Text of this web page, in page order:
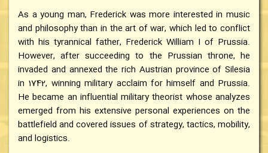
As a young man, Frederick was more interested in music
and philosophy than in the art of war, which led to conflict
with his tyrannical father, Frederick William I of Prussia.
However, after succeeding to the Prussian throne, he
invaded and annexed the rich Austrian province of Silesia
in 1742, winning military acclaim for himself and Prussia.
He became an influential military theorist whose analyzes
emerged from his extensive personal experiences on the
battlefield and covered issues of strategy, tactics, mobility,
and logistics.